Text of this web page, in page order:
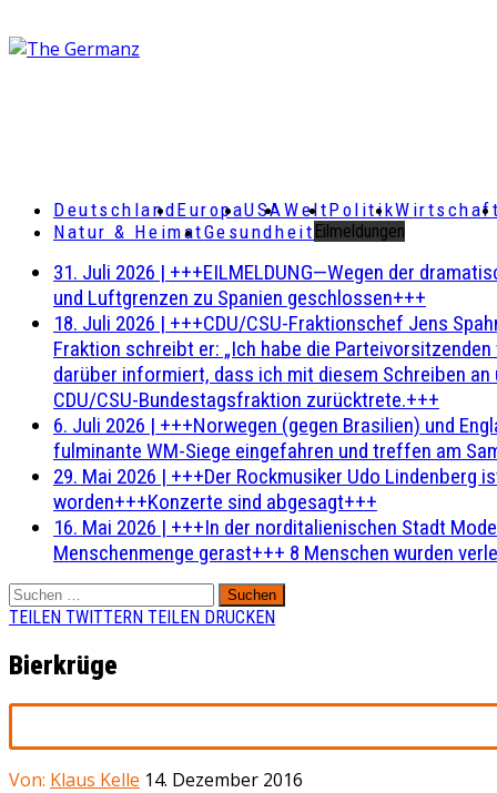
DeutschlandEuropaUSAWeltPolitikWirtschaft
Natur & HeimatGesundheit Eilmeldungen
31. Juli 2026 | +++EILMELDUNG—Wegen der
und Luftgrenzen zu Spanien geschlossen+++
18. Juli 2026 | +++CDU/CSU-Fraktionschef Jens
Fraktion schreibt er: „Ich habe die
darüber informiert, dass ich mit diesem Schreiben
CDU/CSU-Bundestagsfraktion zurücktrete.+++
6. Juli 2026 | +++Norwegen (gegen Brasilien) und
fulminante WM-Siege eingefahren und treffen am
29. Mai 2026 | +++Der Rockmusiker Udo Lindenberg
worden+++Konzerte sind abgesagt+++
16. Mai 2026 | +++In der norditalienischen Stadt
Menschenmenge gerast+++ 8 Menschen wurden
Suchen
nach:
TEILEN TWITTERN TEILEN DRUCKEN
Bierkrüge
Von: Klaus Kelle 14. Dezember 2016